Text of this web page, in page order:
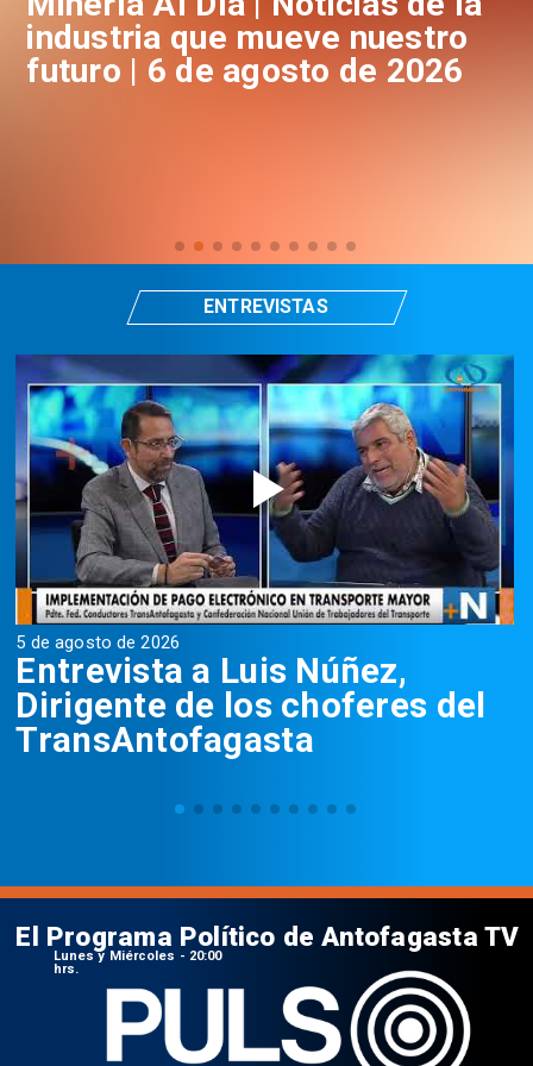
industria que mueve nuestro
futuro | 6 de agosto de 2026
5 de agosto de 2026
Entrevista a Luis Núñez,
Dirigente de los choferes del
TransAntofagasta
ENTREVISTAS
El Programa Político de Antofagasta TV
Lunes y Miércoles - 20:00
hrs.